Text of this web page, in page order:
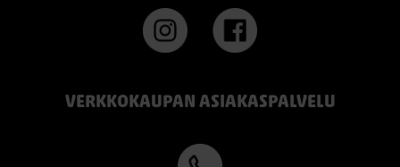
VERKKOKAUPAN ASIAKASPALVELU